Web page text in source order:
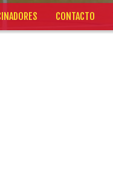
CONTACTO